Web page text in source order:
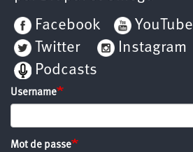
Facebook
YouTube
Twitter
Instagram
Podcasts
Username
Mot de passe